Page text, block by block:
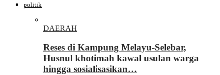
politik
DAERAH
Reses di Kampung Melayu-Selebar,
Husnul khotimah kawal usulan warga
hingga sosialisasikan…